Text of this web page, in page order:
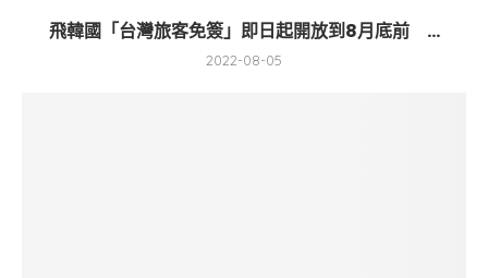
飛韓國「台灣旅客免簽」即日起開放到8月底前 ...
2022-08-05